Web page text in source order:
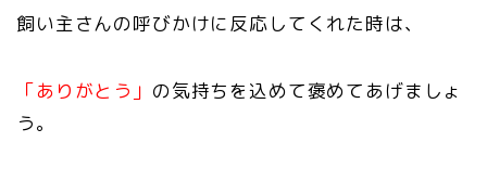
飼い主さんの呼びかけに反応してくれた時は、
「ありがとう」 の気持ちを込めて褒めてあげましょ
う。